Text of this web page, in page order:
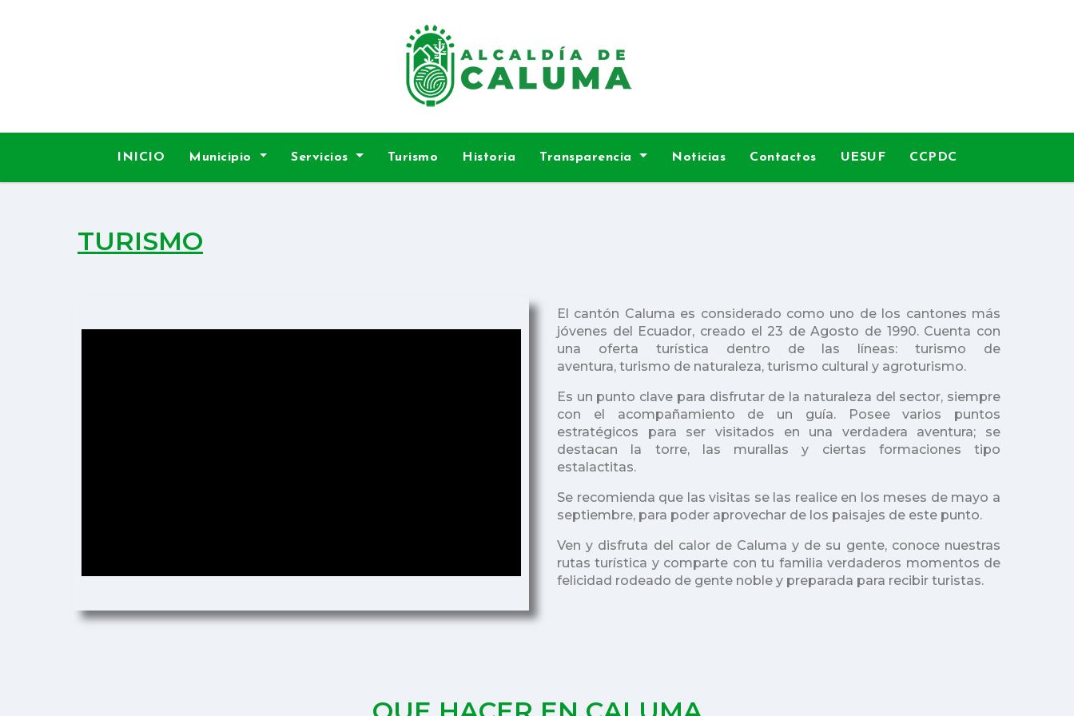
INICIO Municipio Servicios Turismo Historia Transparencia Noticias Contactos UESUF CCPDC
TURISMO
El cantón Caluma es considerado como uno de los cantones más
jóvenes del Ecuador, creado el 23 de Agosto de 1990. Cuenta con
una oferta turística dentro de las líneas: turismo de
aventura, turismo de naturaleza, turismo cultural y agroturismo.
Es un punto clave para disfrutar de la naturaleza del sector, siempre
con el acompañamiento de un guía. Posee varios puntos
estratégicos para ser visitados en una verdadera aventura; se
destacan la torre, las murallas y ciertas formaciones tipo
estalactitas.
Se recomienda que las visitas se las realice en los meses de mayo a
septiembre, para poder aprovechar de los paisajes de este punto.
Ven y disfruta del calor de Caluma y de su gente, conoce nuestras
rutas turística y comparte con tu familia verdaderos momentos de
felicidad rodeado de gente noble y preparada para recibir turistas.